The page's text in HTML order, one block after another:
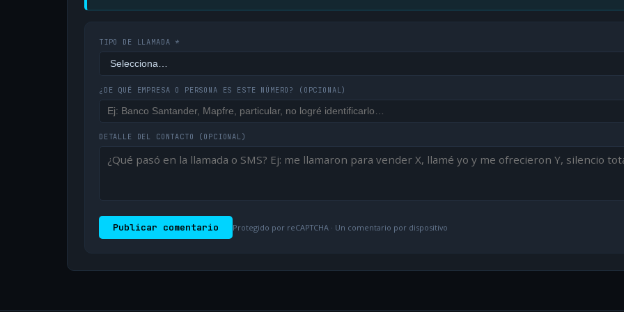
TIPO DE LLAMADA *
¿DE QUÉ EMPRESA O PERSONA ES ESTE NÚMERO? (OPCIONAL)
DETALLE DEL CONTACTO (OPCIONAL)
Publicar comentario Protegido por reCAPTCHA · Un comentario por dispositivo